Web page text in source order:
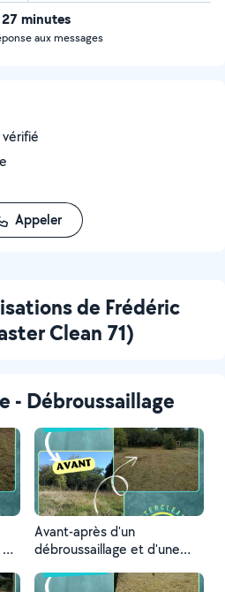
27 minutes
aux messages
Appeler
de Frédéric
Clean 71)
- Débroussaillage
Avant-après d'un
débroussaillage et d'une